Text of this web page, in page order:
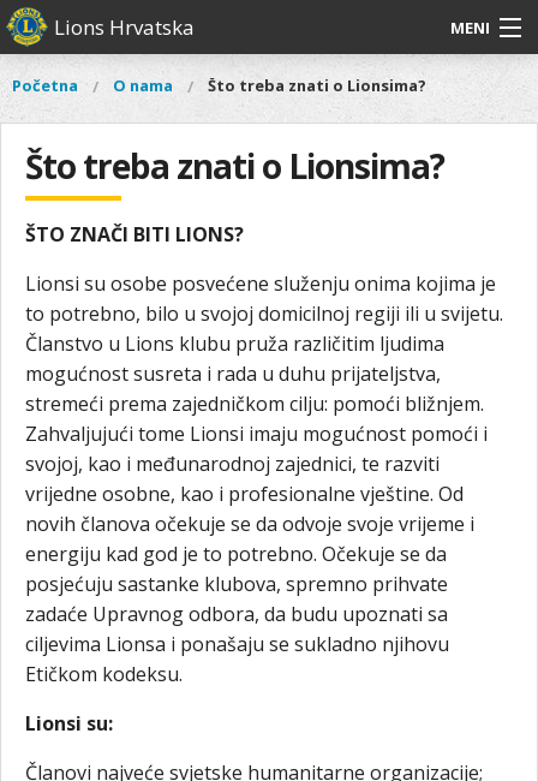
Skoči
na
sadržaj
Lions Hrvatska MENI
O nama
Naši projekti
Aktivnosti
Glavni
O
nama
Distrikt
126
Naši
Aktivnosti
Vi
ste
ovdje
Početna O nama Što treba znati o Lionsima?
Što treba znati o Lionsima?
ŠTO ZNAČI BITI LIONS?
Lionsi su osobe posvećene služenju onima kojima je
to potrebno, bilo u svojoj domicilnoj regiji ili u svijetu.
Članstvo u Lions klubu pruža različitim ljudima
mogućnost susreta i rada u duhu prijateljstva,
stremeći prema zajedničkom cilju: pomoći bližnjem.
Zahvaljujući tome Lionsi imaju mogućnost pomoći i
svojoj, kao i međunarodnoj zajednici, te razviti
vrijedne osobne, kao i profesionalne vještine. Od
novih članova očekuje se da odvoje svoje vrijeme i
energiju kad god je to potrebno. Očekuje se da
posjećuju sastanke klubova, spremno prihvate
zadaće Upravnog odbora, da budu upoznati sa
ciljevima Lionsa i ponašaju se sukladno njihovu
Etičkom kodeksu.
Lionsi su:
Članovi najveće svjetske humanitarne organizacije;